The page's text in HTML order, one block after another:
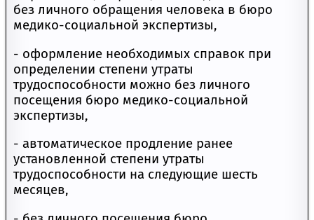
без личного обращения человека в бюро
медико-социальной экспертизы,
- оформление необходимых справок при
определении степени утраты
трудоспособности можно без личного
посещения бюро медико-социальной
экспертизы,
- автоматическое продление ранее
установленной степени утраты
трудоспособности на следующие шесть
месяцев,